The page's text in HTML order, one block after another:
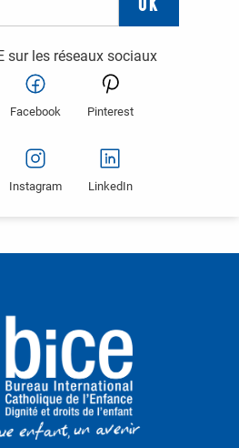
sur les réseaux sociaux
Facebook Pinterest
Instagram LinkedIn